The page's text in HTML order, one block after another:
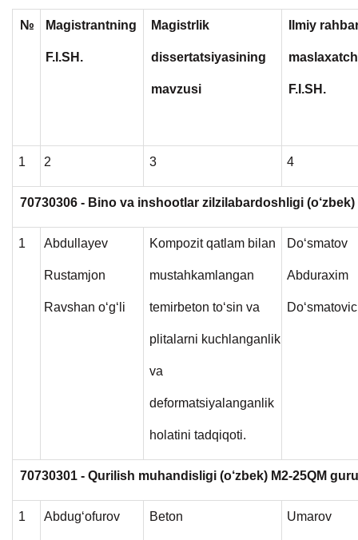
№ Magistrantning
F.I.SH.
Magistrlik
dissertatsiyasining
mavzusi
Ilmiy
F.I.SH.
1 2 3 4
70730306 - Bino va inshootlar zilzilabardoshligi (o‘zbek)
1 Abdullayev
Rustamjon
Ravshan o‘g‘li
Kompozit qatlam bilan
mustahkamlangan
temirbeton to‘sin va
plitalarni kuchlanganlik
va
deformatsiyalanganlik
holatini tadqiqoti.
Do‘smatov
Abduraxim
70730301 - Qurilish muhandisligi (o‘zbek) M2-25QM
1 Abdug‘ofurov Beton Umarov